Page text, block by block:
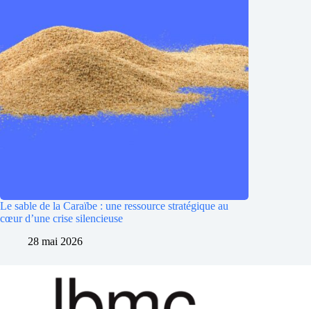
Le sable de la Caraïbe : une ressource stratégique au
cœur d’une crise silencieuse
28 mai 2026